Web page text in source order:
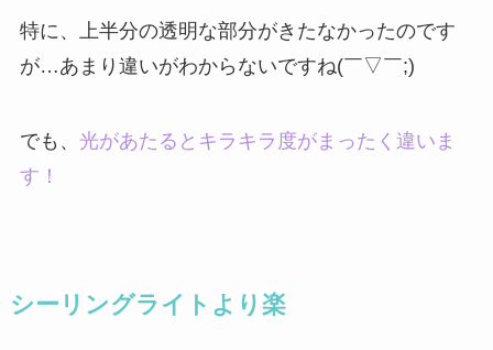
特に、上半分の透明な部分がきたなかったのです
が…あまり違いがわからないですね(￣▽￣;)
でも、 光があたるとキラキラ度がまったく違いま
す！
シーリングライトより楽